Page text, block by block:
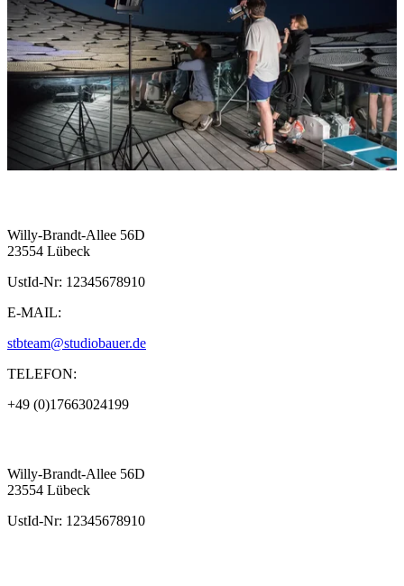
Willy-Brandt-Allee 56D
23554 Lübeck
UstId-Nr: 12345678910
E-MAIL:
stbteam@studiobauer.de
TELEFON:
+49 (0)17663024199
Willy-Brandt-Allee 56D
23554 Lübeck
UstId-Nr: 12345678910